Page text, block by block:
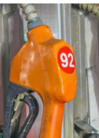
үүсвэрийг
Замын-Үүд
ирсэн бөгөөд
байна" гэлээ
мэдээллээ.